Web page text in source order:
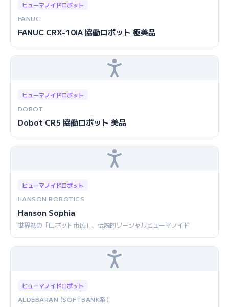
ヒューマノイドロボット
FANUC
FANUC CRX-10iA 協働ロボット 極美品
ヒューマノイドロボット
DOBOT
Dobot CR5 協働ロボット 美品
ヒューマノイドロボット
HANSON ROBOTICS
Hanson Sophia
世界初の「ロボット市民」、伝説的ソーシャルヒューマノイド
ヒューマノイドロボット
ALDEBARAN (SOFTBANK系)